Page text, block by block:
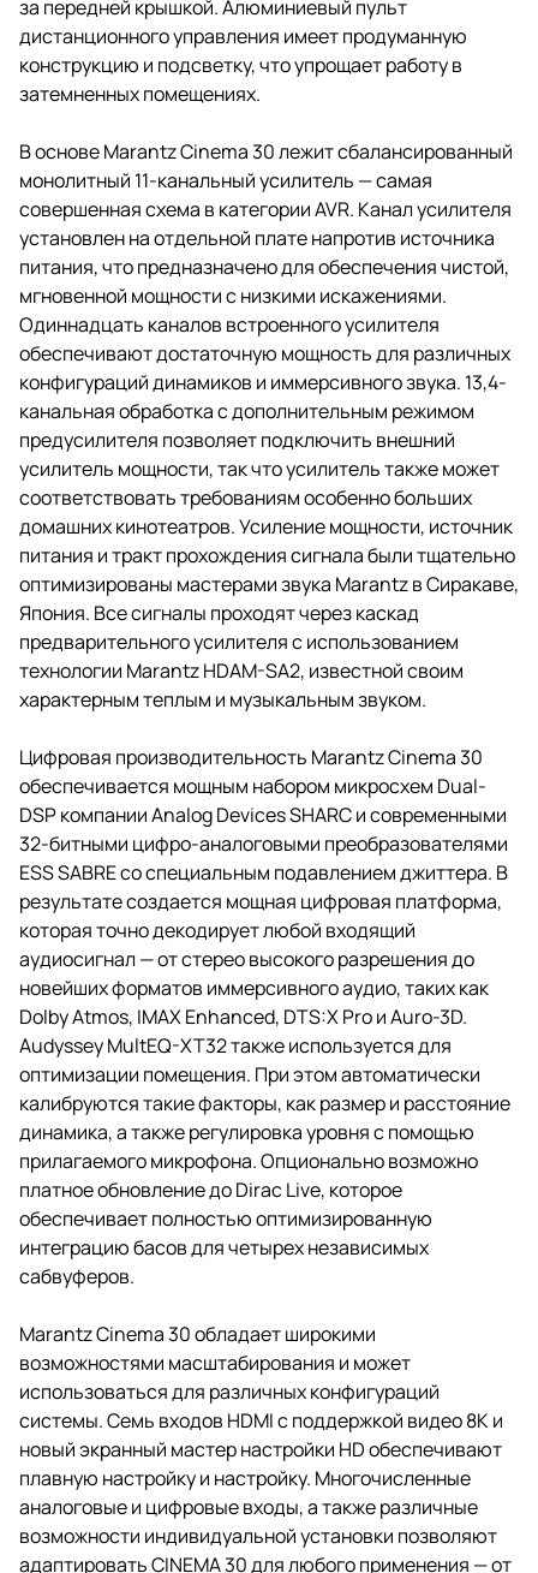
за передней крышкой. Алюминиевый пульт
дистанционного управления имеет продуманную
конструкцию и подсветку, что упрощает работу в
затемненных помещениях.
В основе Marantz Cinema 30 лежит сбалансированный
монолитный 11-канальный усилитель — самая
совершенная схема в категории AVR. Канал усилителя
установлен на отдельной плате напротив источника
питания, что предназначено для обеспечения чистой,
мгновенной мощности с низкими искажениями.
Одиннадцать каналов встроенного усилителя
обеспечивают достаточную мощность для различных
конфигураций динамиков и иммерсивного звука. 13,4-
канальная обработка с дополнительным режимом
предусилителя позволяет подключить внешний
усилитель мощности, так что усилитель также может
соответствовать требованиям особенно больших
домашних кинотеатров. Усиление мощности, источник
питания и тракт прохождения сигнала были тщательно
оптимизированы мастерами звука Marantz в Сиракаве,
Япония. Все сигналы проходят через каскад
предварительного усилителя с использованием
технологии Marantz HDAM-SA2, известной своим
характерным теплым и музыкальным звуком.
Цифровая производительность Marantz Cinema 30
обеспечивается мощным набором микросхем Dual-
DSP компании Analog Devices SHARC и современными
32-битными цифро-аналоговыми преобразователями
ESS SABRE со специальным подавлением джиттера. В
результате создается мощная цифровая платформа,
которая точно декодирует любой входящий
аудиосигнал — от стерео высокого разрешения до
новейших форматов иммерсивного аудио, таких как
Dolby Atmos, IMAX Enhanced, DTS:X Pro и Auro-3D.
Audyssey MultEQ-XT32 также используется для
оптимизации помещения. При этом автоматически
калибруются такие факторы, как размер и расстояние
динамика, а также регулировка уровня с помощью
прилагаемого микрофона. Опционально возможно
платное обновление до Dirac Live, которое
обеспечивает полностью оптимизированную
интеграцию басов для четырех независимых
сабвуферов.
Marantz Cinema 30 обладает широкими
возможностями масштабирования и может
использоваться для различных конфигураций
системы. Семь входов HDMI с поддержкой видео 8K и
новый экранный мастер настройки HD обеспечивают
плавную настройку и настройку. Многочисленные
аналоговые и цифровые входы, а также различные
возможности индивидуальной установки позволяют
адаптировать CINEMA 30 для любого применения — от